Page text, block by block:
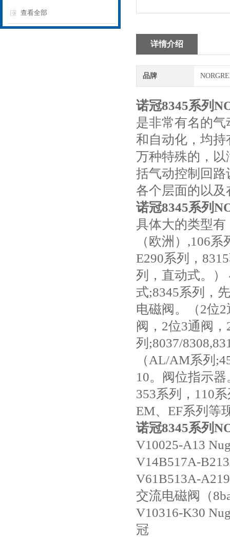
查看全部
详情介绍
品牌
诺冠8345系列
是非常有名的
和自动化，均持
万种特殊的，
括气动控制回
各个层面的以
诺冠8345系列
具体大的类型有
（欧洲）,106
E290系列，
列，直动式。）
式;8345系列，
电磁阀。（2位
阀，2位3通阀
列;8037/
（AL/AM系列
10。阀位指示
353系列，110
EM、EF系列等
诺冠8345系列
V10025-A13
V14B517A-
V61B513A-
交流电磁阀（
V10316-K30
冠